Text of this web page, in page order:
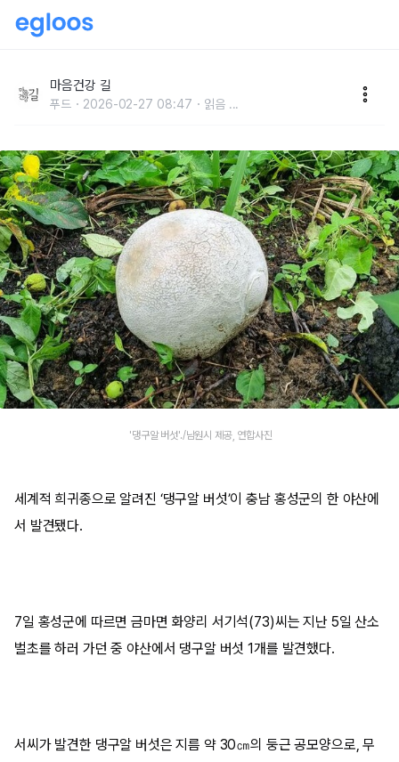
마음건강 길
푸드 2026-02-27 08:47 읽음 ...
'댕구알 버섯'./남원시 제공, 연합사진
세계적 희귀종으로 알려진 ‘댕구알 버섯’이 충남 홍성군의 한 야산에
서 발견됐다.
7일 홍성군에 따르면 금마면 화양리 서기석(73)씨는 지난 5일 산소
벌초를 하러 가던 중 야산에서 댕구알 버섯 1개를 발견했다.
서씨가 발견한 댕구알 버섯은 지름 약 30㎝의 둥근 공모양으로, 무